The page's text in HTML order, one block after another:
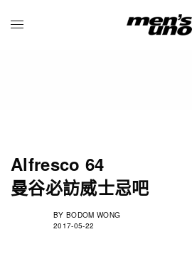
Alfresco 64
曼谷必訪威士忌吧
BY BODOM WONG
2017-05-22